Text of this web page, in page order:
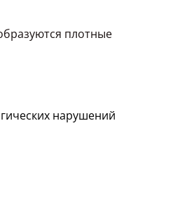
плотные
нарушений